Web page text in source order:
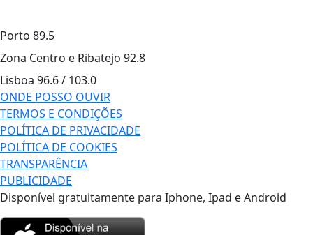
Porto 89.5
Zona Centro e Ribatejo 92.8
Lisboa 96.6 / 103.0
ONDE POSSO OUVIR
TERMOS E CONDIÇÕES
POLÍTICA DE PRIVACIDADE
POLÍTICA DE COOKIES
TRANSPARÊNCIA
PUBLICIDADE
Disponível gratuitamente para Iphone, Ipad e Android